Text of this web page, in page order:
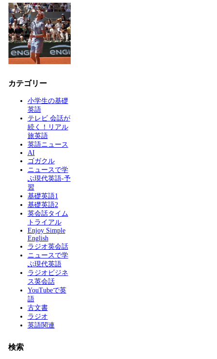
カテゴリー
小学生の基礎
英語
テレビ 会話が
続く！リアル
旅英語
英語ニュース
AI
ゴガクル
ニュースで学
ぶ現代英語-予
習
基礎英語1
基礎英語2
英会話タイム
トライアル
Enjoy Simple
English
ラジオ英会話
ニュースで学
ぶ現代英語
ラジオビジネ
ス英会話
YouTubeで英
語
古文書
ラジオ
英語関連
検索